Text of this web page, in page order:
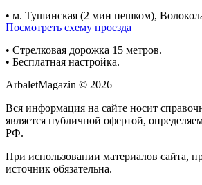
• м. Тушинская (2 мин пешком),
Посмотреть схему проезда
• Cтрелковая дорожка 15 метров.
• Бесплатная настройка.
ArbaletMagazin © 2026
Вся информация на сайте носит
является публичной офертой,
РФ.
При использовании материалов сайта,
источник обязательна.